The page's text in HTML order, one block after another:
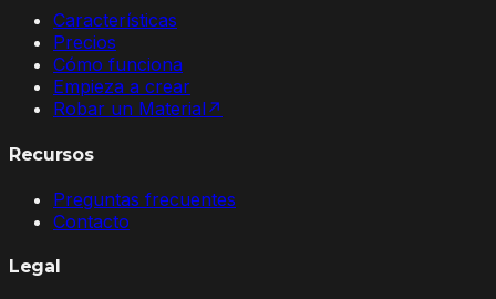
Características
Precios
Cómo funciona
Empieza a crear
Robar un Material↗
Recursos
Preguntas frecuentes
Contacto
Legal